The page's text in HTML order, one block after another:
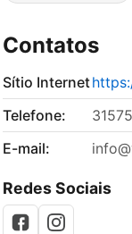
Contatos
Sítio Internet
Telefone:
E-mail:
Redes Sociais